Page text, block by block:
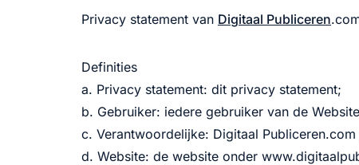
Privacy statement van Digitaal Publiceren
Definities
a. Privacy statement: dit privacy statement;
b. Gebruiker: iedere gebruiker van de
c. Verantwoordelijke: Digitaal
d. Website: de website onder